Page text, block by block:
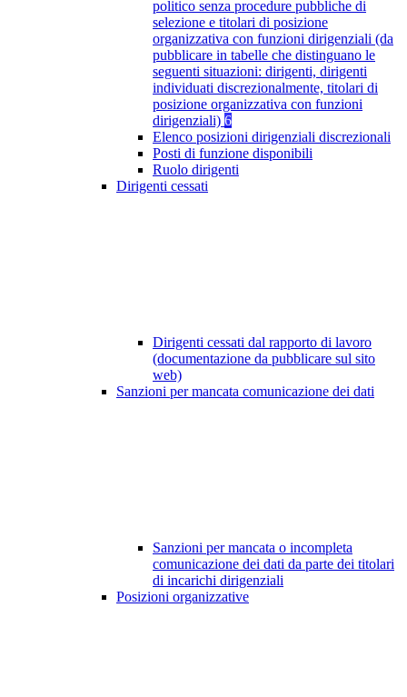
politico senza procedure pubbliche di
selezione e titolari di posizione
organizzativa con funzioni dirigenziali (da
pubblicare in tabelle che distinguano le
seguenti situazioni: dirigenti, dirigenti
individuati discrezionalmente, titolari di
posizione organizzativa con funzioni
dirigenziali) 6
Elenco posizioni dirigenziali discrezionali
Posti di funzione disponibili
Ruolo dirigenti
Dirigenti cessati
Dirigenti cessati dal rapporto di lavoro
(documentazione da pubblicare sul sito
web)
Sanzioni per mancata comunicazione dei dati
Sanzioni per mancata o incompleta
comunicazione dei dati da parte dei titolari
di incarichi dirigenziali
Posizioni organizzative